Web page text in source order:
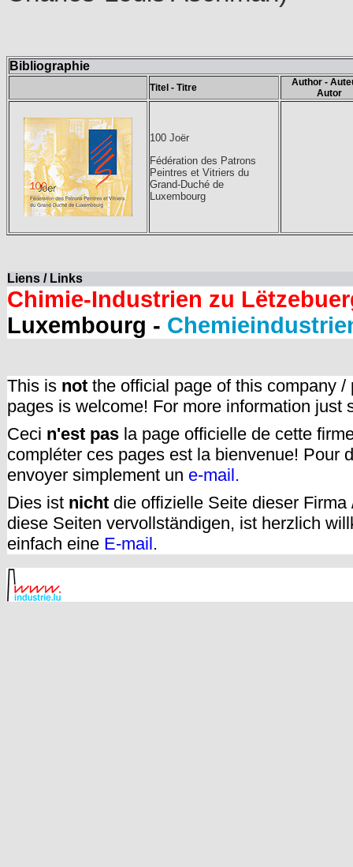
Bibliographie
Titel - Titre
Author -
Autor
100 Joër
Fédération des Patrons
Peintres et Vitriers du
Grand-Duché de
Luxembourg
Liens / Links
Chimie-Industrien zu
Luxembourg -
This is not the official page of this company
pages is welcome! For more information just
Ceci n'est pas la page officielle de cette
compléter ces pages est la bienvenue! Pour
envoyer simplement un e-mail.
Dies ist nicht die offizielle Seite dieser
diese Seiten vervollständigen, ist herzlich
einfach eine E-mail .